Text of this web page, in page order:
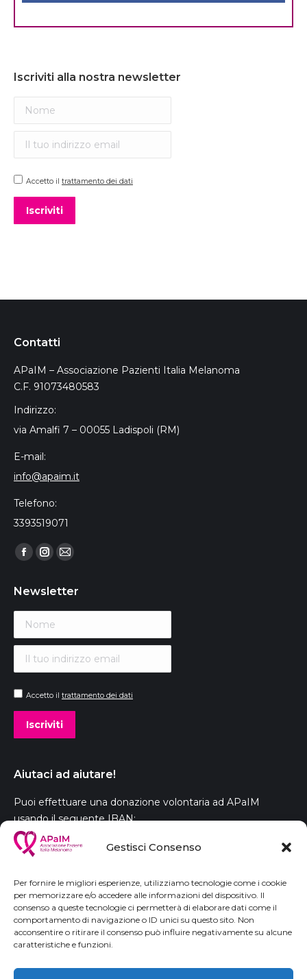
Gestisci Consenso
Per fornire le migliori esperienze, utilizziamo tecnologie come i cookie
per memorizzare e/o accedere alle informazioni del dispositivo. Il
consenso a queste tecnologie ci permetterà di elaborare dati come il
comportamento di navigazione o ID unici su questo sito. Non
acconsentire o ritirare il consenso può influire negativamente su alcune
caratteristiche e funzioni.
Iscriviti alla nostra newsletter
Accetto il trattamento dei dati
Contatti
APaIM – Associazione Pazienti Italia Melanoma
C.F. 91073480583
Indirizzo:
via Amalfi 7 – 00055 Ladispoli (RM)
E-mail:
info@apaim.it
Telefono:
3393519071
Find us on:
Facebook
opens
in
new
Instagram
opens
in
new
Mail
opens
in
Newsletter
Accetto il trattamento dei dati
Aiutaci ad aiutare!
Puoi effettuare una donazione volontaria ad APaIM
usando il seguente IBAN:
IT 78 C030 6939 5301 0000 0002 792
intestato a: